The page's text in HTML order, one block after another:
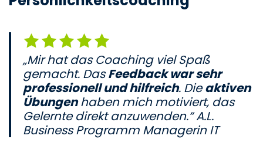
„Mir hat das Coaching viel Spaß
gemacht. DasFeedback war sehr
professionell und hilfreich. Dieaktiven
Übungenhaben mich motiviert, das
Gelernte direkt anzuwenden.“ A.L.
Business Programm Managerin IT